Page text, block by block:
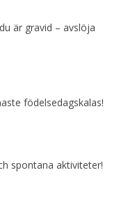
är gravid – avslöja
födelsedagskalas!
spontana aktiviteter!